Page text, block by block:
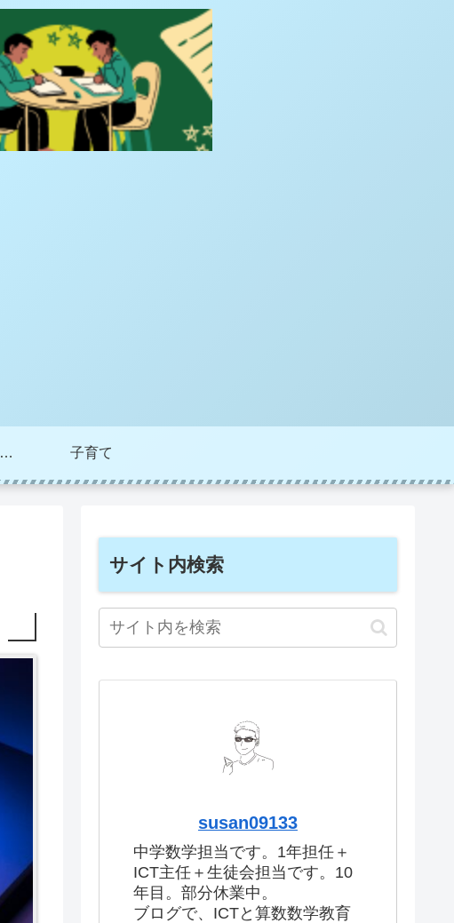
自己成長・キャリア・ライフプラン 子育て
サイト内検索
susan09133
中学数学担当です。1年担任＋
ICT主任＋生徒会担当です。10
年目。部分休業中。
ブログで、ICTと算数数学教育